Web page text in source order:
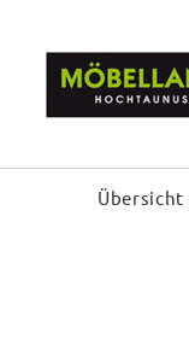
Übersicht